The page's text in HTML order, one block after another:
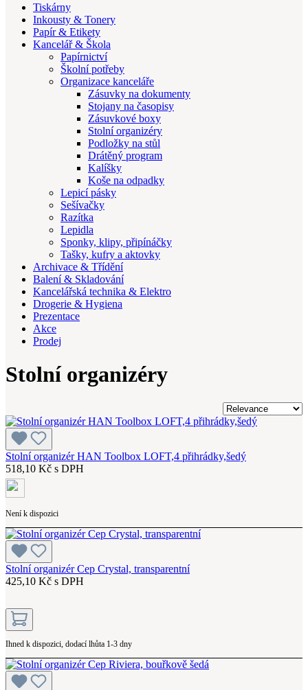
Tiskárny
Inkousty & Tonery
Papír & Etikety
Kancelář & Škola
Papírnictví
Školní potřeby
Organizace kanceláře
Zásuvky na dokumenty
Stojany na časopisy
Zásuvkové boxy
Stolní organizéry
Podložky na stůl
Drátěný program
Kalíšky
Koše na odpadky
Lepicí pásky
Sešívačky
Razítka
Lepidla
Sponky, klipy, připínáčky
Tašky, kufry a aktovky
Archivace & Třídění
Balení & Skladování
Kancelářská technika & Elektro
Drogerie & Hygiena
Prezentace
Akce
Prodej
Stolní organizéry
Stolní organizér HAN Toolbox LOFT,4 přihrádky,šedý
518,10 Kč s DPH
Není k dispozici
Stolní organizér Cep Crystal, transparentní
425,10 Kč s DPH
Ihned k dispozici, dodací lhůta 1-3 dny